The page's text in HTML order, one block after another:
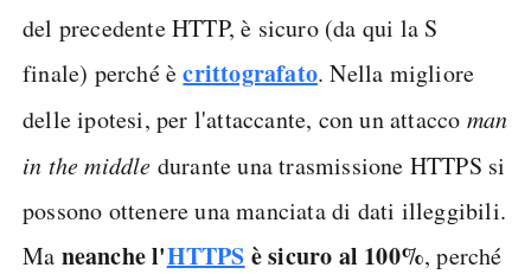
del precedente HTTP, è sicuro (da qui la S
finale) perché ècrittografato. Nella migliore
delle ipotesi, per l'attaccante, con un attacco man
in the middle durante una trasmissione HTTPS si
possono ottenere una manciata di dati illeggibili.
Ma neanche l'HTTPS è sicuro al 100%, perché